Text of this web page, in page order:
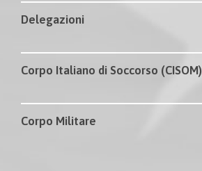
Delegazioni
Corpo Italiano di Soccorso (CISOM)
Corpo Militare